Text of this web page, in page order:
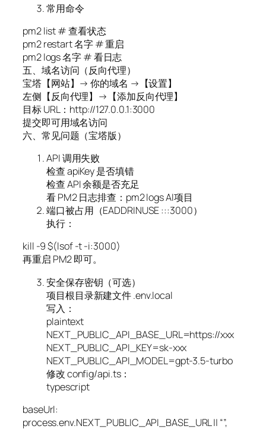
常用命令
pm2 list # 查看状态
pm2 restart 名字 # 重启
pm2 logs 名字 # 看日志
五、域名访问（反向代理）
宝塔【网站】→ 你的域名 →【设置】
左侧【反向代理】→【添加反向代理】
目标 URL：http://127.0.0.1:3000
提交即可用域名访问
六、常见问题（宝塔版）
API 调用失败
检查 apiKey 是否填错
检查 API 余额是否充足
看 PM2 日志排查：pm2 logs AI项目
端口被占用（EADDRINUSE :::3000）
执行：
kill -9 $(lsof -t -i:3000)
再重启 PM2 即可。
安全保存密钥（可选）
项目根目录新建文件 .env.local
写入：
plaintext
NEXT_PUBLIC_API_BASE_URL=https://xxx
NEXT_PUBLIC_API_KEY=sk-xxx
NEXT_PUBLIC_API_MODEL=gpt-3.5-turbo
修改 config/api.ts：
typescript
baseUrl:
process.env.NEXT_PUBLIC_API_BASE_URL || “”,